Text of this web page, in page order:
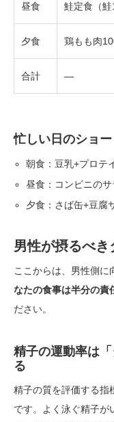
昼食 鮭定食（鮭
夕食 鶏もも肉
合計 —
忙しい日のショー
朝食：豆乳+プロテ
昼食：コンビニのサ
夕食：さば缶+豆腐
男性が摂るべ
ここからは、男性側に
なたの食事は半分の責
ださい。
精子の運動率は
る
精子の質を評価する指
です。よく泳ぐ精子が